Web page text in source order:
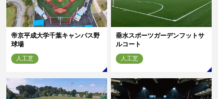
帝京平成大学千葉キャンパス野
球場
人工芝
垂水スポーツガーデンフットサ
ルコート
人工芝